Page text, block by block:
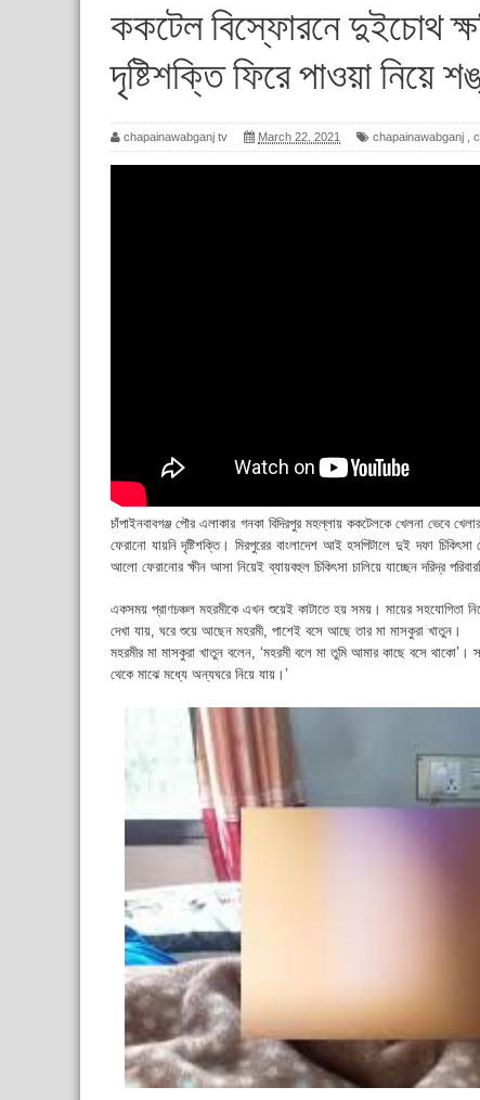
ককটেল বিস্ফোরনে দুইচোথ
দৃষ্টিশক্তি ফিরে পাওয়া নিয়ে
chapainawabganj tv March 22, 2021 chapainawabganj
চাঁপাইনবাবগঞ্জ পৌর এলাকার গনকা বিদিরপুর মহল্লায় ককটেলকে খেলনা ভেবে
ফেরানো যায়নি দৃষ্টিশক্তি। মিরপুরের বাংলাদেশ আই হসপিটালে দুই দফা
আলো ফেরানোর ক্ষীন আসা নিয়েই ব্যায়বহুল চিকিৎসা চালিয়ে যাচ্ছেন দরিদ্র
একসময় প্রাণচঞ্চল মহরমীকে এখন শুয়েই কাটাতে হয় সময়। মায়ের সহযোগিতা
দেখা যায়, ঘরে শুয়ে আছেন মহরমী, পাশেই বসে আছে তার মা মাসকুরা খাতুন।
মহরমীর মা মাসকুরা খাতুন বলেন, ‘মহরমী বলে মা তুমি আমার কাছে বসে
থেকে মাঝে মধ্যে অন্যঘরে নিয়ে যায়।’